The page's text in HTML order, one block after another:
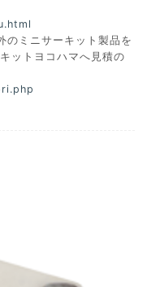
のミニサーキット製品を
ットヨコハマへ見積の